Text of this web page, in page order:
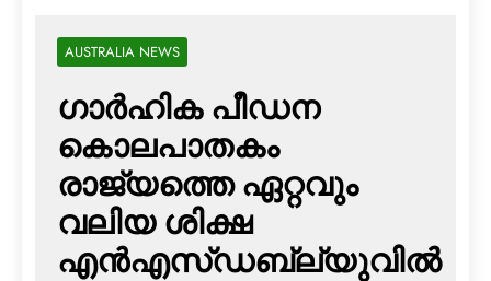
AUSTRALIA NEWS
ഗാര്‍ഹിക പീഡന
കൊലപാതകം
രാജ്യത്തെ ഏറ്റവും
വലിയ ശിക്ഷ
എന്‍എസ്ഡബ്ല്യുവില്‍